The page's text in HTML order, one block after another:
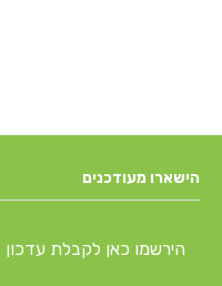
הישארו מעודכנים
הירשמו כאן לקבלת